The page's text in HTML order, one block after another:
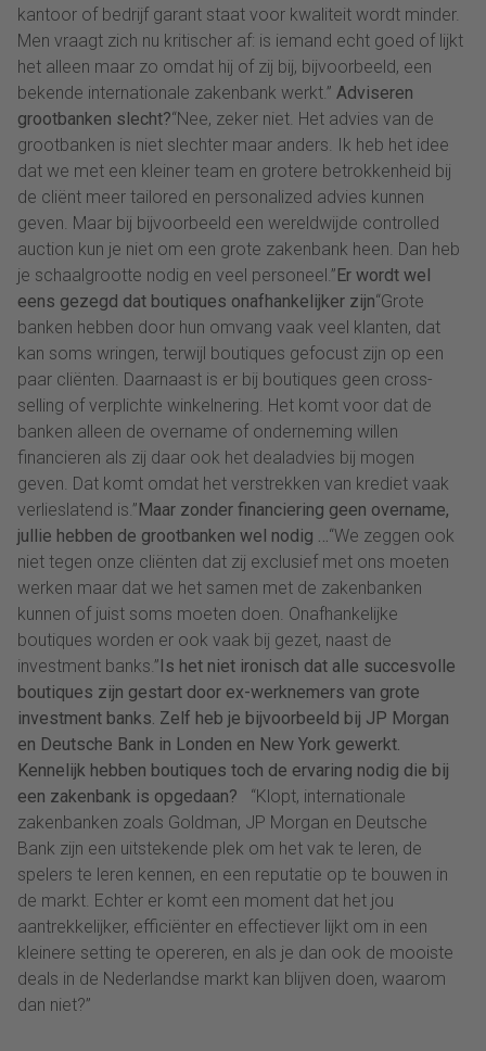
kantoor of bedrijf garant staat voor kwaliteit wordt minder.
Men vraagt zich nu kritischer af: is iemand echt goed of lijkt
het alleen maar zo omdat hij of zij bij, bijvoorbeeld, een
bekende internationale zakenbank werkt.” Adviseren
grootbanken slecht?“Nee, zeker niet. Het advies van de
grootbanken is niet slechter maar anders. Ik heb het idee
dat we met een kleiner team en grotere betrokkenheid bij
de cliënt meer tailored en personalized advies kunnen
geven. Maar bij bijvoorbeeld een wereldwijde controlled
auction kun je niet om een grote zakenbank heen. Dan heb
je schaalgrootte nodig en veel personeel.”Er wordt wel
eens gezegd dat boutiques onafhankelijker zijn“Grote
banken hebben door hun omvang vaak veel klanten, dat
kan soms wringen, terwijl boutiques gefocust zijn op een
paar cliënten. Daarnaast is er bij boutiques geen cross-
selling of verplichte winkelnering. Het komt voor dat de
banken alleen de overname of onderneming willen
financieren als zij daar ook het dealadvies bij mogen
geven. Dat komt omdat het verstrekken van krediet vaak
verlieslatend is.”Maar zonder financiering geen overname,
jullie hebben de grootbanken wel nodig … “We zeggen ook
niet tegen onze cliënten dat zij exclusief met ons moeten
werken maar dat we het samen met de zakenbanken
kunnen of juist soms moeten doen. Onafhankelijke
boutiques worden er ook vaak bij gezet, naast de
investment banks.”Is het niet ironisch dat alle succesvolle
boutiques zijn gestart door ex-werknemers van grote
investment banks. Zelf heb je bijvoorbeeld bij JP Morgan
en Deutsche Bank in Londen en New York gewerkt.
Kennelijk hebben boutiques toch de ervaring nodig die bij
een zakenbank is opgedaan? “Klopt, internationale
zakenbanken zoals Goldman, JP Morgan en Deutsche
Bank zijn een uitstekende plek om het vak te leren, de
spelers te leren kennen, en een reputatie op te bouwen in
de markt. Echter er komt een moment dat het jou
aantrekkelijker, efficiënter en effectiever lijkt om in een
kleinere setting te opereren, en als je dan ook de mooiste
deals in de Nederlandse markt kan blijven doen, waarom
dan niet?”